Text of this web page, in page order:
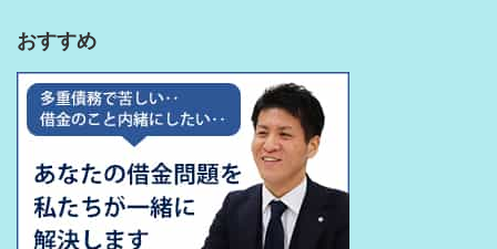
おすすめ